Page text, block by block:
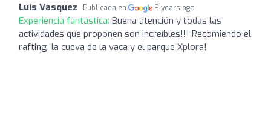
Luis Vasquez Publicada en 3 years ago
Experiencia fantástica: Buena atención y todas las
actividades que proponen son increíbles!!! Recomiendo el
rafting, la cueva de la vaca y el parque Xplora!